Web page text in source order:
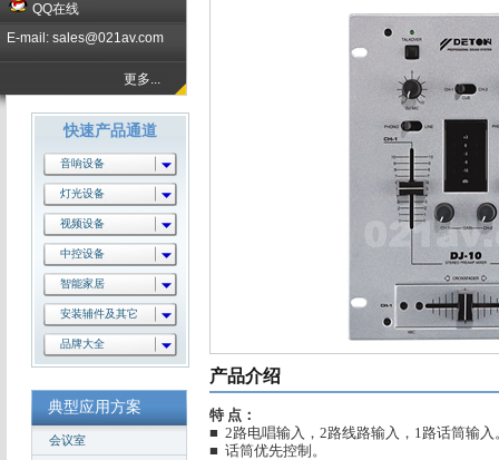
产品介绍
特 点：
■ 2路电唱输入，2路线路输入，1路话筒输入
■ 话筒优先控制。
QQ在线
E-mail: sales@021av.com
更多...
快速产品通道
音响设备
灯光设备
视频设备
中控设备
智能家居
安装辅件及其它
品牌大全
典型应用方案
会议室